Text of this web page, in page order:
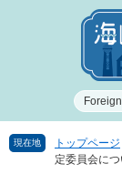
で
ば
現在地 トップページ
定委員会につ